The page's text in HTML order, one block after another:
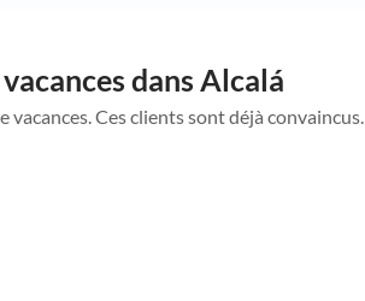
dans Alcalá
Ces clients sont déjà convaincus.